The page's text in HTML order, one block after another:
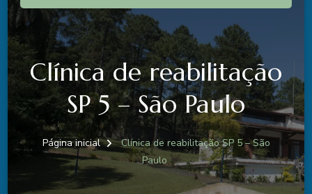
Clínica de reabilitação
SP 5 – São Paulo
Página inicial
Clínica de reabilitação SP 5 – São
Paulo